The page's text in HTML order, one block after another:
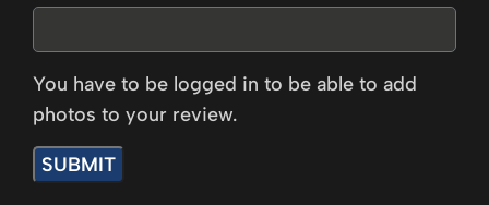
You have to be logged in to be able to add
photos to your review.